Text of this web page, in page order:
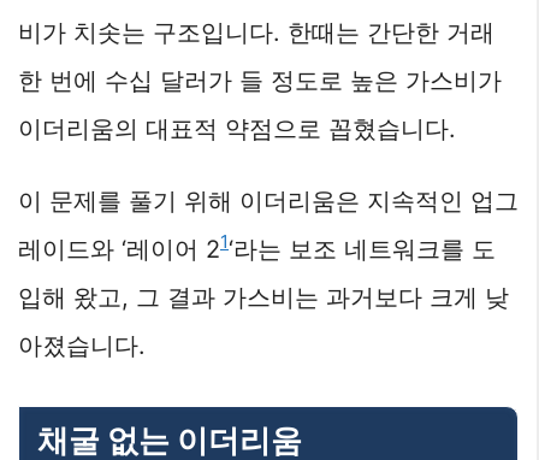
비가 치솟는 구조입니다. 한때는 간단한 거래
한 번에 수십 달러가 들 정도로 높은 가스비가
이더리움의 대표적 약점으로 꼽혔습니다.
이 문제를 풀기 위해 이더리움은 지속적인 업그
레이드와 ‘레이어 21‘라는 보조 네트워크를 도
입해 왔고, 그 결과 가스비는 과거보다 크게 낮
아졌습니다.
채굴 없는 이더리움